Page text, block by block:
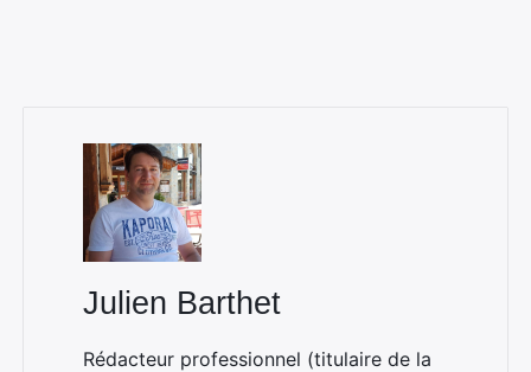
Julien Barthet
Rédacteur professionnel (titulaire de la